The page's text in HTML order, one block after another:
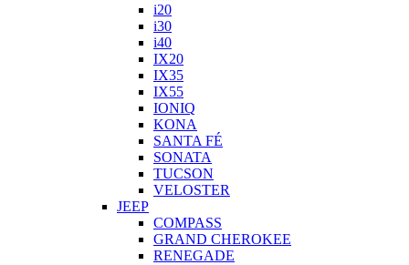
i20
i30
i40
IX20
IX35
IX55
IONIQ
KONA
SANTA FÉ
SONATA
TUCSON
VELOSTER
JEEP
COMPASS
GRAND CHEROKEE
RENEGADE